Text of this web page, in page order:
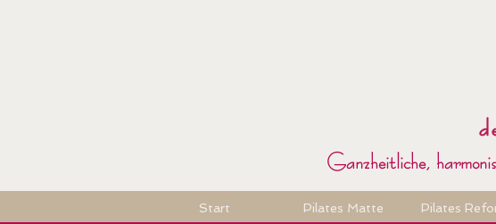
Ganzheitliche,
Start Pilates Matte Pilates